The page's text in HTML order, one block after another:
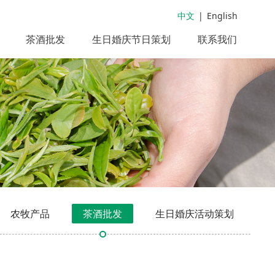
中文 | English
茶酒批发 生日婚庆节日策划 联系我们
农牧产品 茶酒批发 生日婚庆活动策划